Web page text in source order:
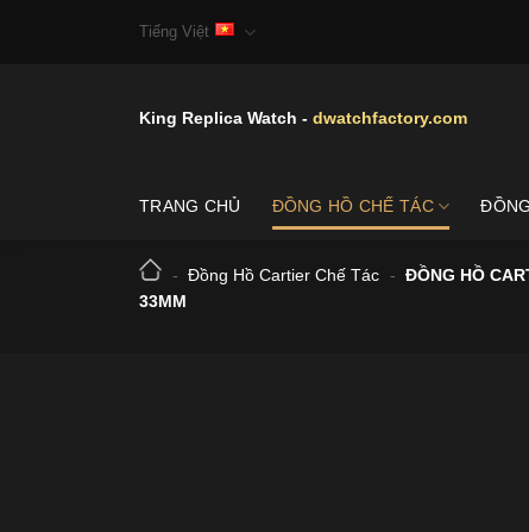
Tiếng Việt
King Replica Watch - dwatchfactory.com
TRANG CHỦ ĐỒNG HỒ CHẾ TÁC
- Đồng Hồ Cartier Chế Tác - ĐỒNG HỒ
33MM